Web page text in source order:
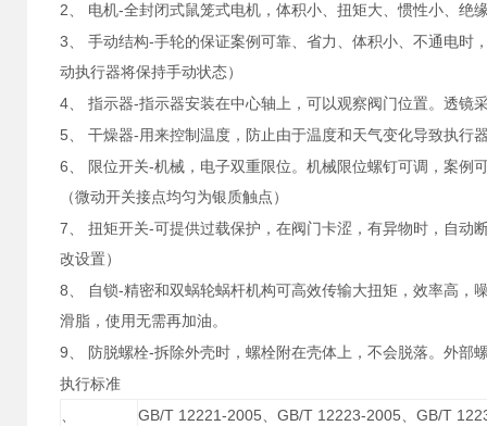
2、 电机-全封闭式鼠笼式电机，体积小、扭矩大、惯性小、绝
3、 手动结构-手轮的保证案例可靠、省力、体积小、不通电时
动执行器将保持手动状态）
4、 指示器-指示器安装在中心轴上，可以观察阀门位置。透镜
5、 干燥器-用来控制温度，防止由于温度和天气变化导致执行
6、 限位开关-机械，电子双重限位。机械限位螺钉可调，案例
（微动开关接点均匀为银质触点）
7、 扭矩开关-可提供过载保护，在阀门卡涩，有异物时，自动
改设置）
8、 自锁-精密和双蜗轮蜗杆机构可高效传输大扭矩，效率高，
滑脂，使用无需再加油。
9、 防脱螺栓-拆除外壳时，螺栓附在壳体上，不会脱落。外部
执行标准
GB/T 12221-2005、GB/T 12223-2005、GB/T